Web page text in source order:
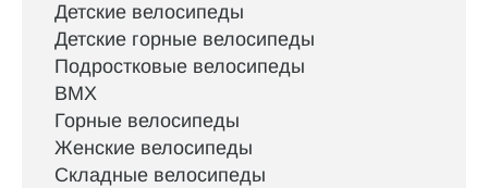
Детские велосипеды
Детские горные велосипеды
Подростковые велосипеды
BMX
Горные велосипеды
Женские велосипеды
Складные велосипеды